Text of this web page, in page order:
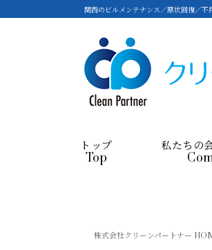
関西のビルメンテナンス／原状回復／不
トップ
Top
私たちの
株式会社クリーンパートナー